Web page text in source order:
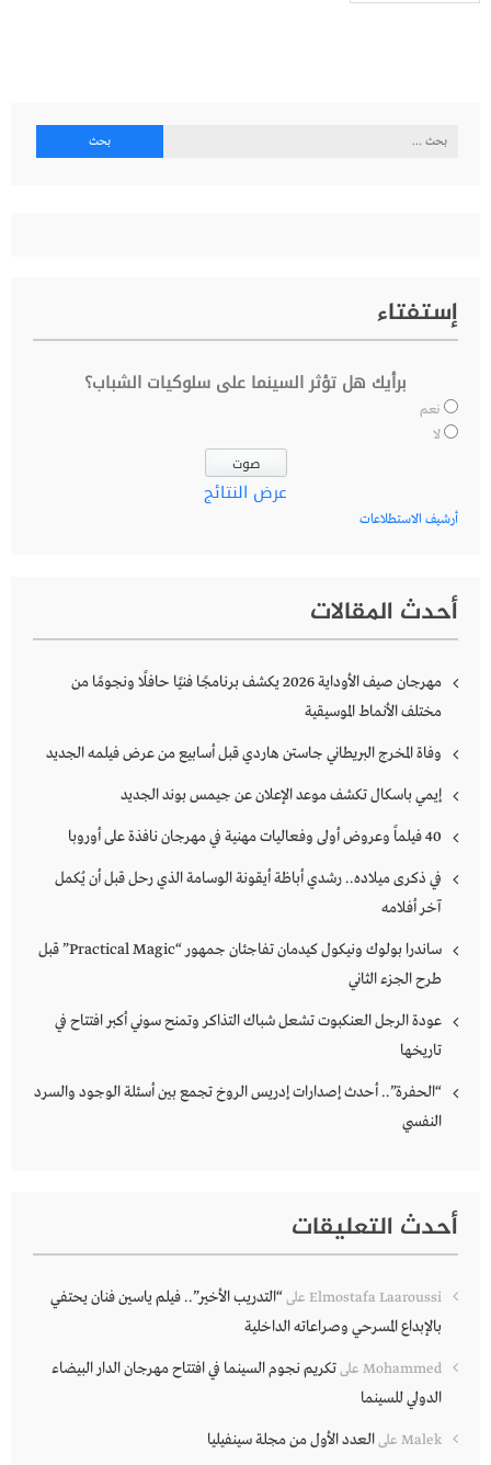
البحث
إستفتاء
برأيك هل تؤثر السينما على سلوكيات الشباب؟
نعم
لا
عرض النتائج
أرشيف الاستطلاعات
أحدث المقالات
مهرجان صيف الأوداية 2026 يكشف برنامجًا فنيًا حافلًا ونجومًا من
مختلف الأنماط الموسيقية
وفاة المخرج البريطاني جاستن هاردي قبل أسابيع من عرض فيلمه الجديد
إيمي باسكال تكشف موعد الإعلان عن جيمس بوند الجديد
40 فيلماً وعروض أولى وفعاليات مهنية في مهرجان نافذة على أوروبا
في ذكرى ميلاده.. رشدي أباظة أيقونة الوسامة الذي رحل قبل أن يُكمل
آخر أفلامه
ساندرا بولوك ونيكول كيدمان تفاجئان جمهور “Practical Magic” قبل
طرح الجزء الثاني
عودة الرجل العنكبوت تشعل شباك التذاكر وتمنح سوني أكبر افتتاح في
تاريخها
“الحفرة”.. أحدث إصدارات إدريس الروخ تجمع بين أسئلة الوجود والسرد
النفسي
أحدث التعليقات
Elmostafa Laaroussi على“التدريب الأخير”.. فيلم ياسين فنان يحتفي
بالإبداع المسرحي وصراعاته الداخلية
Mohammed علىتكريم نجوم السينما في افتتاح مهرجان الدار البيضاء
الدولي للسينما
Malek علىالعدد الأول من مجلة سينفيليا